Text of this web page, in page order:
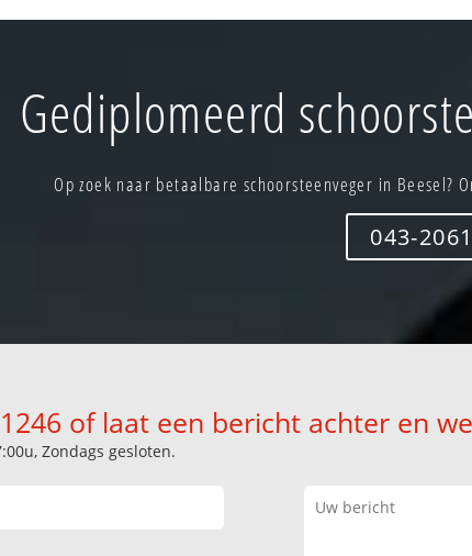
Gediplomeerd
Op zoek naar betaalbare schoorsteenveger in Beesel?
043-
of laat een bericht achter en
Zondags gesloten.